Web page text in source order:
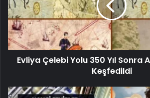
Evliya Çelebi Yolu 350 Yıl Sonra
Keşfedildi